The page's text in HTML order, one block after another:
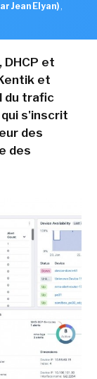
Jean Elyan) ,
et
et
du trafic
s'inscrit
des
des